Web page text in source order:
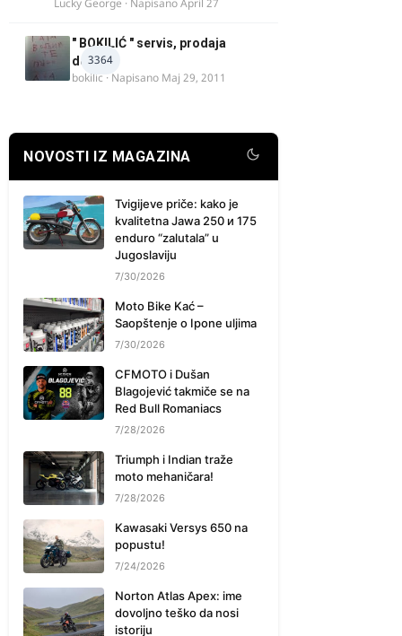
Lucky George · NapisanoApril 27
3364
" BOKILIĆ " servis, prodaja
delova
bokilic · Napisano Maj 29, 2011
NOVOSTI IZ MAGAZINA
Tvigijeve priče: kako je
kvalitetna Jawa 250 и 175
enduro “zalutala” u
Jugoslaviju
7/30/2026
Moto Bike Kać –
Saopštenje o Ipone uljima
7/30/2026
CFMOTO i Dušan
Blagojević takmiče se na
Red Bull Romaniacs
7/28/2026
Triumph i Indian traže
moto mehaničara!
7/28/2026
Kawasaki Versys 650 na
popustu!
7/24/2026
Norton Atlas Apex: ime
dovoljno teško da nosi
istoriju